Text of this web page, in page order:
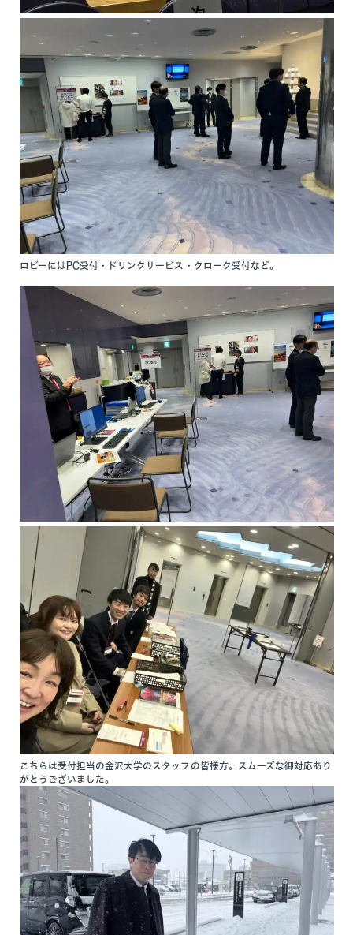
医局紹介
スタッフ紹介
機器紹介 働きやすい職場
カリキュラム
臨床研究
医局だより
アクセス
リンク
患者の方はこちら
ロビーにはPC受付・ドリンクサービス・クローク受付など。
こちらは受付担当の金沢大学のスタッフの皆様方。スムーズな御対応あり
がとうございました。